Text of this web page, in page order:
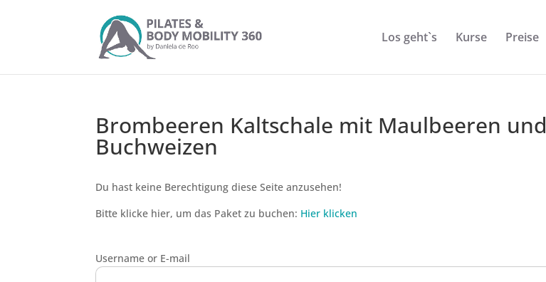
Los geht`s Kurse Preise
Brombeeren Kaltschale mit Maulbeeren und
Buchweizen
Du hast keine Berechtigung diese Seite anzusehen!
Bitte klicke hier, um das Paket zu buchen: Hier klicken
Username or E-mail